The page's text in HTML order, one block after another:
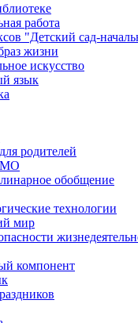
работа
"Детский сад-
жизни
искусство
язык
родителей
МО
обобщение
технологии
мир
компонент